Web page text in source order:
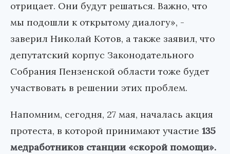
отрицает. Они будут решаться. Важно, что
мы подошли к открытому диалогу», -
заверил Николай Котов, а также заявил, что
депутатский корпус Законодательного
Собрания Пензенской области тоже будет
участвовать в решении этих проблем.
Напомним, сегодня, 27 мая, началась акция
протеста, в которой принимают участие 135
медработников станции «скорой помощи».